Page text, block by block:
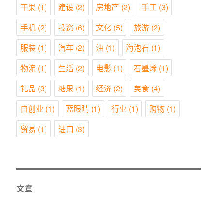
干果 (1) 建设 (2) 房地产 (2) 手工 (3)
手机 (2) 投资 (6) 文化 (5) 旅游 (2)
服装 (1) 汽车 (2) 油 (1) 海泡石 (1)
物流 (1) 生活 (2) 电影 (1) 石墨烯 (1)
礼品 (3) 糖果 (1) 经济 (2) 美食 (4)
自创业 (1) 蓝眼睛 (1) 行业 (1) 购物 (1)
贸易 (1) 进口 (3)
文章